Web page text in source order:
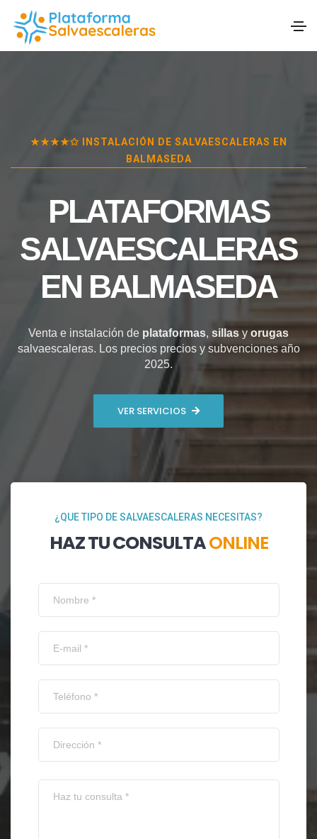
★★★★✩ INSTALACIÓN DE SALVAESCALERAS EN
BALMASEDA
PLATAFORMAS
SALVAESCALERAS
EN BALMASEDA
Venta e instalación de plataformas, sillas y orugas
salvaescaleras. Los precios precios y subvenciones año
2025.
VER SERVICIOS
¿QUE TIPO DE SALVAESCALERAS NECESITAS?
HAZ TU CONSULTAONLINE